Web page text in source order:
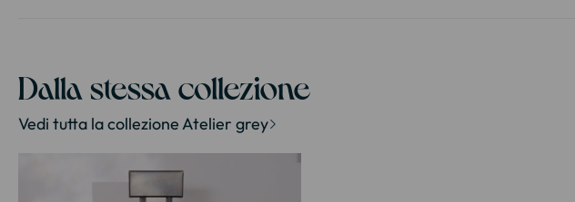
Dalla stessa collezione
Vedi tutta la collezione Atelier grey